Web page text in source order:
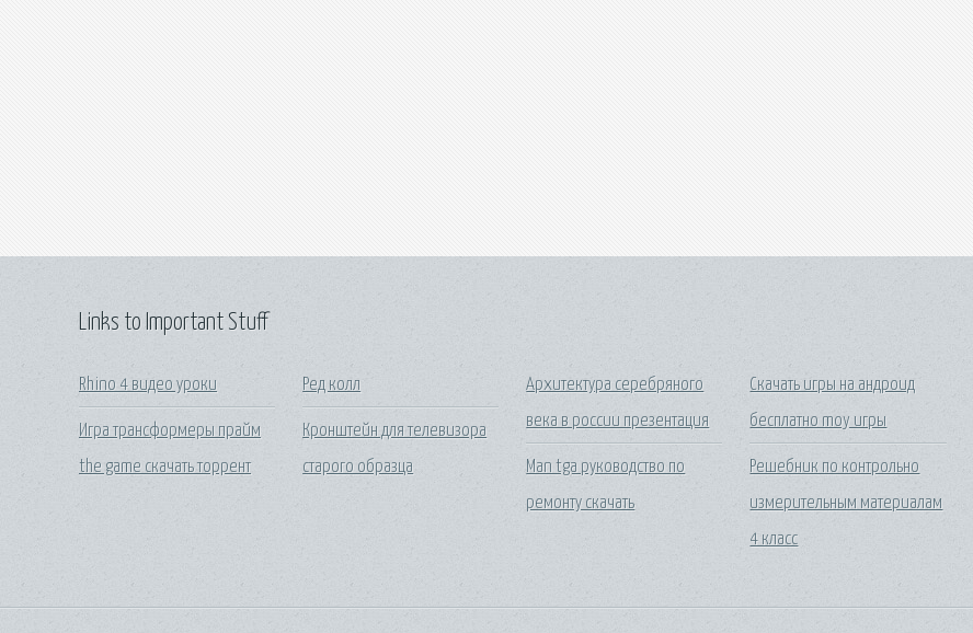
Links to Important Stuff
Rhino 4 видео уроки
Игра трансформеры прайм
the game скачать торрент
Ред колл
Кронштейн для телевизора
старого образца
Архитектура серебряного
века в россии презентация
Man tga руководство по
ремонту скачать
Скачать игры на андроид
бесплатно moy игры
Решебник по контрольно
измерительным материалам
4 класс